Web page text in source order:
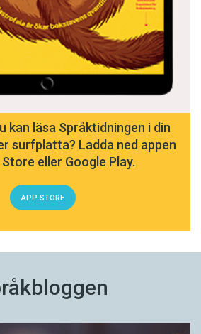
kan läsa Språktidningen i din
surfplatta? Ladda ned appen
eller Google Play.
APP STORE